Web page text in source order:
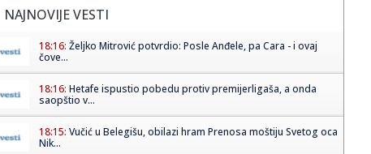
NAJNOVIJE VESTI
18:16: Željko Mitrović potvrdio: Posle Anđele, pa Cara - i ovaj
čove...
18:16: Hetafe ispustio pobedu protiv premijerligaša, a onda
saopštio v...
18:15: Vučić u Belegišu, obilazi hram Prenosa moštiju Svetog oca
Nik...